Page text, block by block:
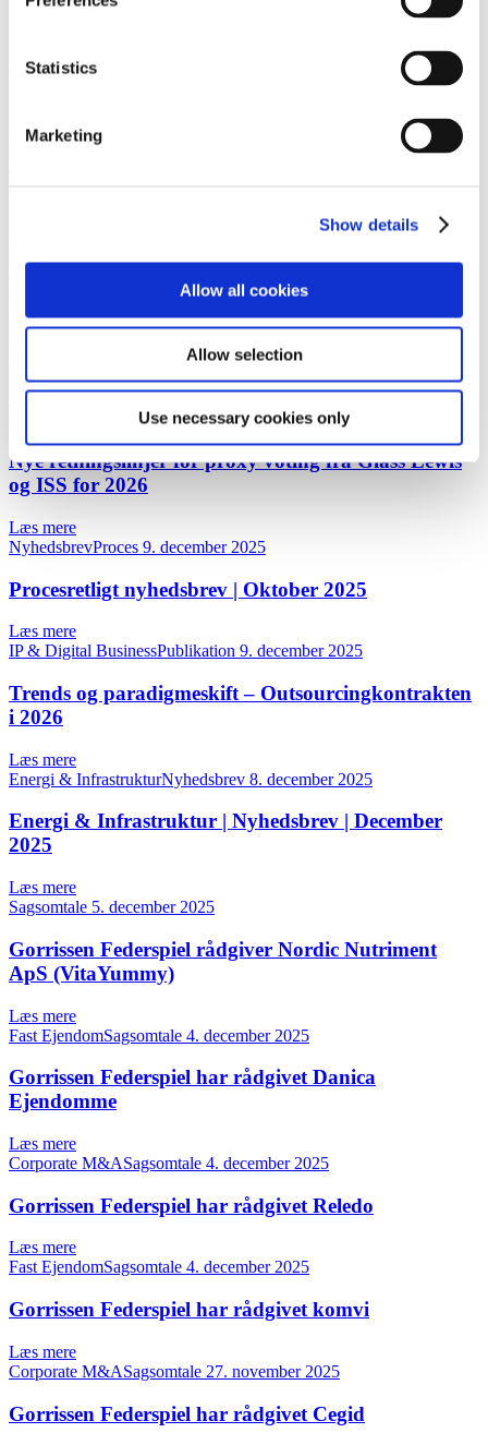
Statistics
Marketing
Show details
Allow all cookies
Allow selection
Use necessary cookies only
Læs mere
Nyt fra Generalforsamlingsgruppen 2026
Gorrissen Federspiel rådgiver Camurus
Læs mere
Corporate M&ASagsomtale17. december 2025
Gorrissen Federspiel rådgiver Reledo AB and Celero
Læs mere
Corporate M&ANyhedsbrev10. december 2025
Nye retningslinjer for proxy voting fra Glass Lewis
og ISS for 2026
Læs mere
NyhedsbrevProces 9. december 2025
Procesretligt nyhedsbrev | Oktober 2025
Læs mere
IP & Digital BusinessPublikation 9. december 2025
Trends og paradigmeskift – Outsourcingkontrakten
i 2026
Læs mere
Energi & InfrastrukturNyhedsbrev 8. december 2025
Energi & Infrastruktur | Nyhedsbrev | December
2025
Læs mere
Sagsomtale 5. december 2025
Gorrissen Federspiel rådgiver Nordic Nutriment
ApS (VitaYummy)
Læs mere
Fast EjendomSagsomtale 4. december 2025
Gorrissen Federspiel har rådgivet Danica
Ejendomme
Læs mere
Corporate M&ASagsomtale 4. december 2025
Gorrissen Federspiel har rådgivet Reledo
Læs mere
Fast EjendomSagsomtale 4. december 2025
Gorrissen Federspiel har rådgivet komvi
Læs mere
Corporate M&ASagsomtale 27. november 2025
Gorrissen Federspiel har rådgivet Cegid